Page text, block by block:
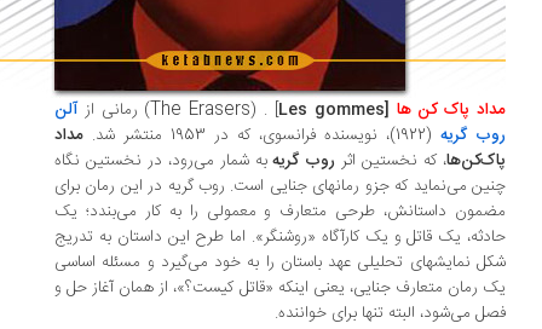
پاک کن ها[
Les gommes
] . (
The Erasers
) رمانی ازآلن
گریه
مداد
، که نخستین اثرروب گریهبه شمار می‌رود، در نخستین نگاه
می‌نماید که جزو رمانهای جنایی است. روب گریه در این رمان برای
داستانش، طرحی متعارف و معمولی را به کار می‌بندد؛ یک
یک قاتل و یک کارآگاه «روشنگر». اما طرح این داستان به تدریج
نمایشهای تحلیلی عهد باستان را به خود می‌گیرد و مسئله اساسی
رمان متعارف جنایی، یعنی اینکه «قاتل کیست؟»، از همان آغاز حل و
می‌شود، البته تنها برای خواننده.